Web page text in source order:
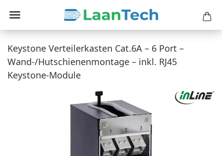
Keystone Verteilerkasten Cat.6A – 6 Port –
Wand-/Hutschienenmontage – inkl. RJ45
Keystone-Module